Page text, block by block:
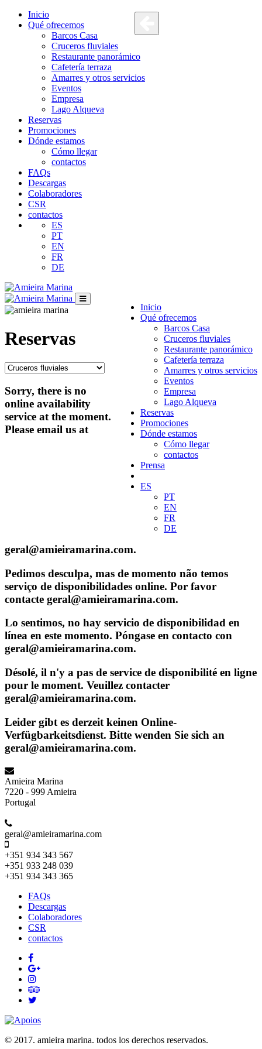
Inicio
Qué ofrecemos
Barcos Casa
Cruceros fluviales
Restaurante panorámico
Cafetería terraza
Amarres y otros servicios
Eventos
Empresa
Lago Alqueva
Reservas
Promociones
Dónde estamos
Cómo llegar
contactos
FAQs
Descargas
Colaboradores
CSR
contactos
ES
PT
EN
FR
DE
Inicio
Qué ofrecemos
Barcos Casa
Cruceros fluviales
Restaurante panorámico
Cafetería terraza
Amarres y otros servicios
Eventos
Empresa
Lago Alqueva
Reservas
Promociones
Dónde estamos
Cómo llegar
contactos
Prensa
ES
PT
EN
FR
DE
Reservas
Sorry, there is no
online availability
service at the moment.
Please email us at
geral@amieiramarina.com.
Pedimos desculpa, mas de momento não temos
serviço de disponibilidades online. Por favor
contacte geral@amieiramarina.com.
Lo sentimos, no hay servicio de disponibilidad en
línea en este momento. Póngase en contacto con
geral@amieiramarina.com.
Désolé, il n'y a pas de service de disponibilité en ligne
pour le moment. Veuillez contacter
geral@amieiramarina.com.
Leider gibt es derzeit keinen Online-
Verfügbarkeitsdienst. Bitte wenden Sie sich an
geral@amieiramarina.com.
Amieira Marina
7220 - 999 Amieira
Portugal
geral@amieiramarina.com
+351 934 343 567
+351 933 248 039
+351 934 343 365
FAQs
Descargas
Colaboradores
CSR
contactos
© 2017. amieira marina. todos los derechos reservados.